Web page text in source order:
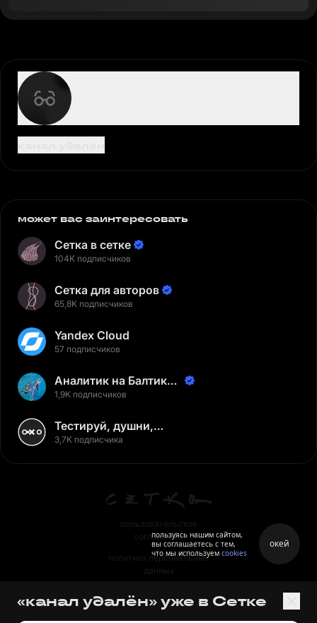
может вас заинтересовать
Сетка в сетке
104K подписчиков
Сетка для авторов
65,8K подписчиков
Yandex Cloud
57 подписчиков
Аналитик на Балтике |
Неверов Станислав
1,9K подписчиков
Тестируй, душни,
наслаждайся
3,7K подписчика
пользовательское
соглашение
политика персональных
данных
правила применения
«канал удалён» уже в Сетке
пользуясь нашим сайтом,
вы соглашаетесь с тем,
что мы используем cookies
окей